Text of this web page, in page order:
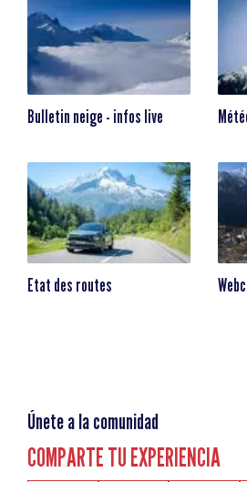
Bulletin neige - infos live
Etat des routes
Únete a la comunidad
COMPARTE TU EXPERIENCIA